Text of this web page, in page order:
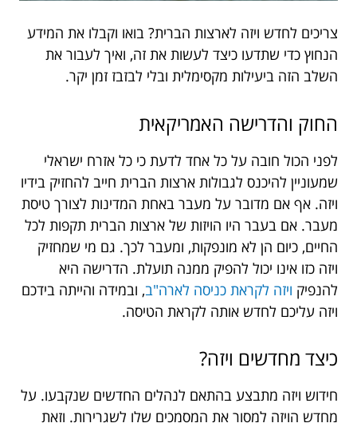
צריכים לחדש ויזה לארצות הברית? בואו וקבלו את המידע
הנחוץ כדי שתדעו כיצד לעשות את זה, ואיך לעבור את
השלב הזה ביעילות מקסימלית ובלי לבזבז זמן יקר.
החוק והדרישה האמריקאית
לפני הכול חובה על כל אחד לדעת כי כל אזרח ישראלי
שמעוניין להיכנס לגבולות ארצות הברית חייב להחזיק בידיו
ויזה. אף אם מדובר על מעבר באחת המדינות לצורך טיסת
מעבר. אם בעבר היו הויזות של ארצות הברית תקפות לכל
החיים, כיום הן לא מונפקות, ומעבר לכך. גם מי שמחזיק
ויזה כזו אינו יכול להפיק ממנה תועלת. הדרישה היא
להנפיק ויזה לקראת כניסה לארה"ב, ובמידה והייתה בידכם
ויזה עליכם לחדש אותה לקראת הטיסה.
כיצד מחדשים ויזה?
חידוש ויזה מתבצע בהתאם לנהלים החדשים שנקבעו. על
מחדש הויזה למסור את המסמכים שלו לשגרירות. וזאת